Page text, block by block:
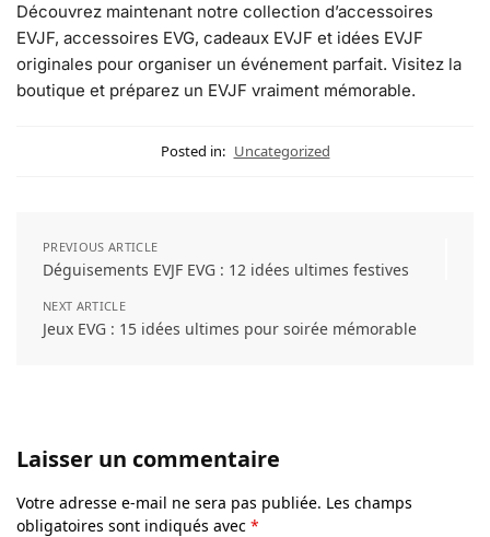
Découvrez maintenant notre collection d’accessoires
EVJF, accessoires EVG, cadeaux EVJF et idées EVJF
originales pour organiser un événement parfait. Visitez la
boutique et préparez un EVJF vraiment mémorable.
Posted in: Uncategorized
PREVIOUS ARTICLE
Déguisements EVJF EVG : 12 idées ultimes festives
NEXT ARTICLE
Jeux EVG : 15 idées ultimes pour soirée mémorable
Laisser un commentaire
Votre adresse e-mail ne sera pas publiée. Les champs
obligatoires sont indiqués avec *